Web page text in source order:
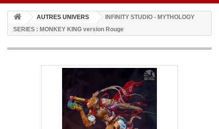
AUTRES UNIVERS
INFINITY STUDIO - MYTHOLOGY
SERIES : MONKEY KING version Rouge